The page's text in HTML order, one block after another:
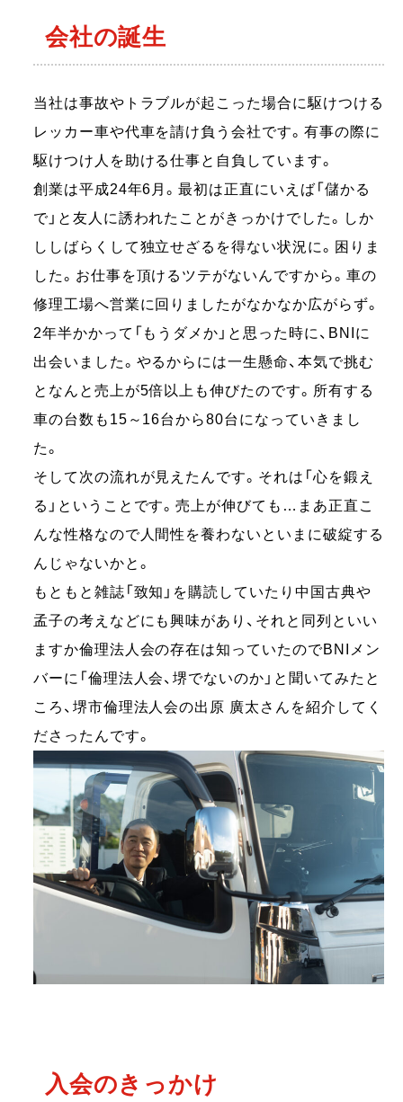
会社の誕生
当社は事故やトラブルが起こった場合に駆けつける
レッカー車や代車を請け負う会社です。有事の際に
駆けつけ人を助ける仕事と自負しています。
創業は平成24年6月。最初は正直にいえば「儲かる
で」と友人に誘われたことがきっかけでした。しか
ししばらくして独立せざるを得ない状況に。困りま
した。お仕事を頂けるツテがないんですから。車の
修理工場へ営業に回りましたがなかなか広がらず。
2年半かかって「もうダメか」と思った時に、BNIに
出会いました。やるからには一生懸命、本気で挑む
となんと売上が5倍以上も伸びたのです。所有する
車の台数も15～16台から80台になっていきまし
た。
そして次の流れが見えたんです。それは「心を鍛え
る」ということです。売上が伸びても…まあ正直こ
んな性格なので人間性を養わないといまに破綻する
んじゃないかと。
もともと雑誌「致知」を購読していたり中国古典や
孟子の考えなどにも興味があり、それと同列といい
ますか倫理法人会の存在は知っていたのでBNIメン
バーに「倫理法人会、堺でないのか」と聞いてみたと
ころ、堺市倫理法人会の出原 廣太さんを紹介してく
ださったんです。
入会のきっかけ